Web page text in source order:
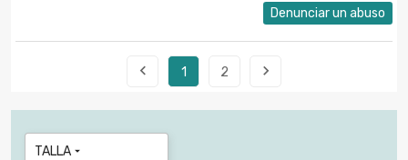
Denunciar un abuso
 1 2 
TALLA 